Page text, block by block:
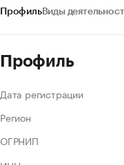
ПрофильВиды
Профиль
Дата регистрации
Регион
ОГРНИП